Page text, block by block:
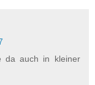
da auch in kleiner